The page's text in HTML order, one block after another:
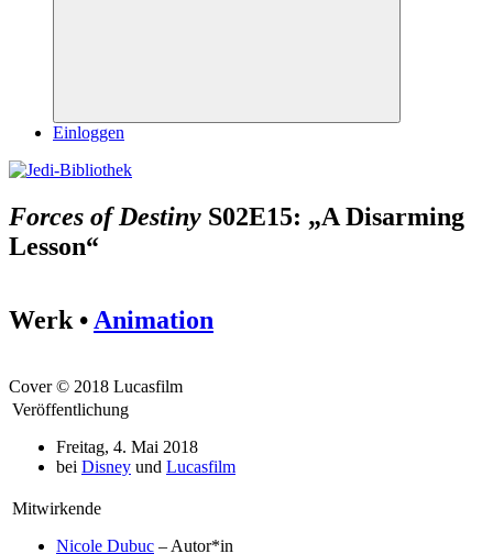
Suchen
Einloggen
Forces of Destiny S02E15: „A Disarming
Lesson“
Werk • Animation
Cover © 2018 Lucasfilm
Veröffentlichung
Freitag, 4. Mai 2018
bei Disney und Lucasfilm
Mitwirkende
Nicole Dubuc – Autor*in